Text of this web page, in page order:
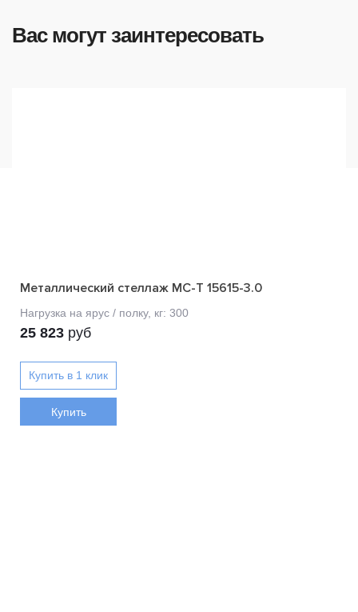
Вас могут заинтересовать
Металлический стеллаж МС-Т 15615-3.0
25 823 руб
Купить